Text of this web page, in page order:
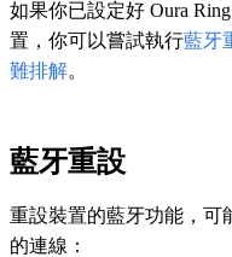
如果你已設定好 Oura
置，你可以嘗試執行藍牙
難排解。
藍牙重設
重設裝置的藍牙功能，可
的連線：